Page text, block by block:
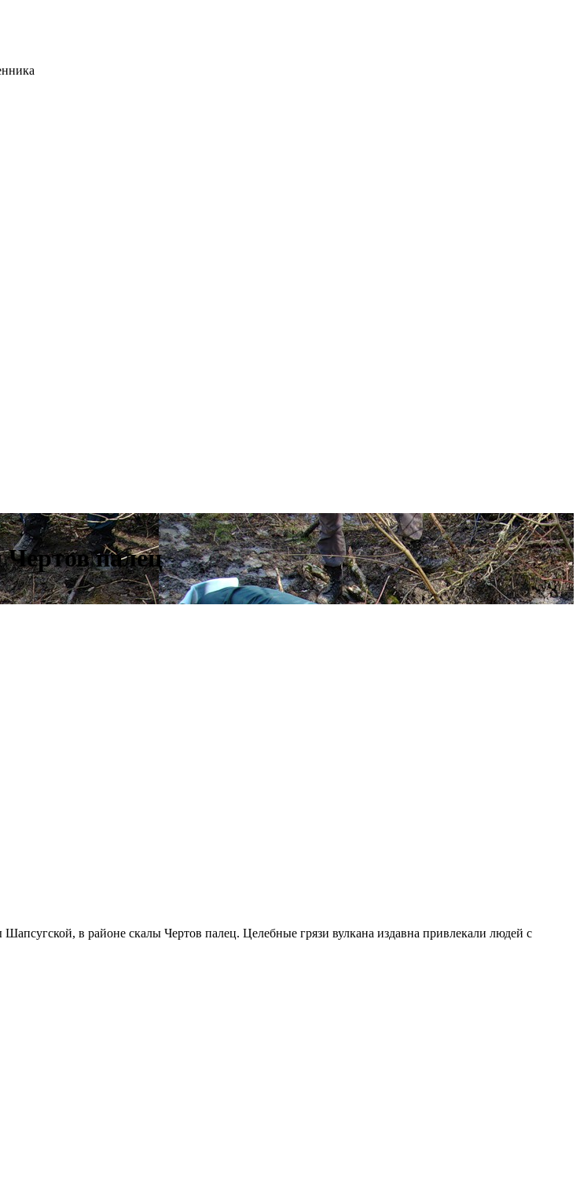
палец
в районе скалы Чертов палец. Целебные грязи вулкана издавна привлекали людей с